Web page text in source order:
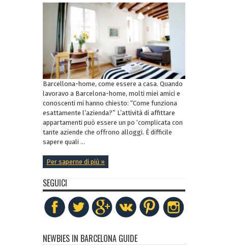
Barcellona-home, come essere a casa. Quando
lavoravo a Barcelona-home, molti miei amici e
conoscenti mi hanno chiesto: “Come funziona
esattamente l’azienda?” L’attività di affittare
appartamenti può essere un po ‘complicata con
tante aziende che offrono alloggi. È difficile
sapere quali ...
Per saperne di più »
SEGUICI
NEWBIES IN BARCELONA GUIDE